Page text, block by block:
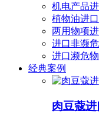
机电产品
植物油进
两用物项
进口非濒
进口濒危
经典案例
肉豆蔻